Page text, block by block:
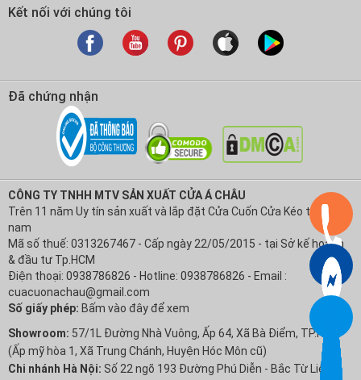
Kết nối với chúng tôi
Đã chứng nhận
CÔNG TY TNHH MTV SẢN XUẤT CỬA Á CHÂU
Trên 11 năm Uy tín sản xuất và lắp đặt Cửa Cuốn Cửa Kéo tại Việt
nam
Mã số thuế: 0313267467 - Cấp ngày 22/05/2015 - tại Sở kế hoạch
& đầu tư Tp.HCM
Điện thoại: 0938786826 - Hotline: 0938786826 - Email :
cuacuonachau@gmail.com
Số giấy phép: Bấm vào đây để xem
Showroom: 57/1L Đường Nhà Vuông, Ấp 64, Xã Bà Điểm, TP.HCM
(Ấp mỹ hòa 1, Xã Trung Chánh, Huyện Hóc Môn cũ)
Chi nhánh Hà Nội: Số 22 ngõ 193 Đường Phú Diễn - Bắc Từ Liêm -